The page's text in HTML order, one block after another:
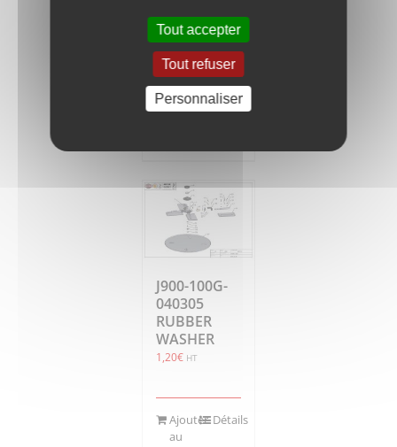
NUT
0,30€ HT
Ajouter Détails
J900-100G-
040305
RUBBER
WASHER
1,20€ HT
Ajouter
au
Détails
Tout accepter
Tout refuser
Personnaliser